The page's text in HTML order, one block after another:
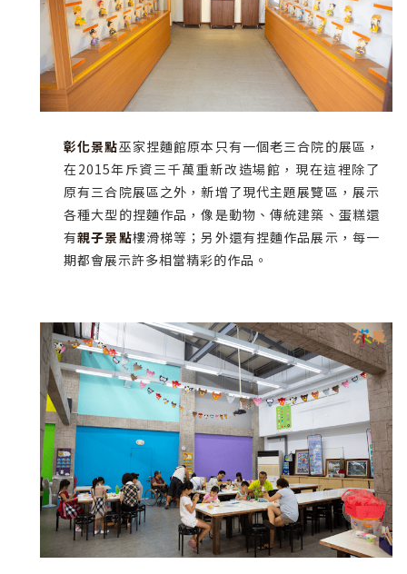
彰化景點巫家捏麵館原本只有一個老三合院的展區，
在2015年斥資三千萬重新改造場館，現在這裡除了
原有三合院展區之外，新增了現代主題展覽區，展示
各種大型的捏麵作品，像是動物、傳統建築、蛋糕還
有親子景點樓滑梯等；另外還有捏麵作品展示，每一
期都會展示許多相當精彩的作品。